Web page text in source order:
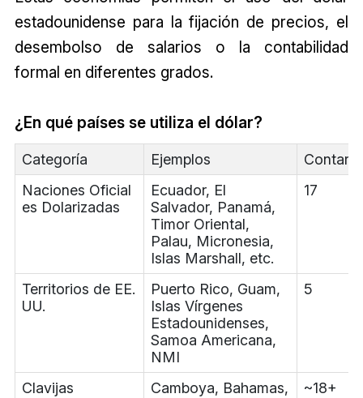
estadounidense para la fijación de precios, el
desembolso de salarios o la contabilidad
formal en diferentes grados.
¿En qué países se utiliza el dólar?
Categoría Ejemplos
Contar
Naciones Oficial
es Dolarizadas
Ecuador, El
Salvador, Panamá,
Timor Oriental,
Palau, Micronesia,
Islas Marshall, etc.
17
Territorios de EE.
UU.
Puerto Rico, Guam,
Islas Vírgenes
Estadounidenses,
Samoa Americana,
NMI
5
Clavijas
Camboya, Bahamas,
~18+